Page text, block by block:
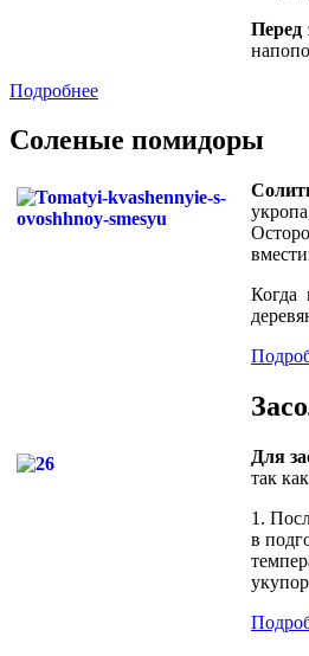
Перед
Подробнее
Соленые помидоры
Когда
Для
так
1.
в